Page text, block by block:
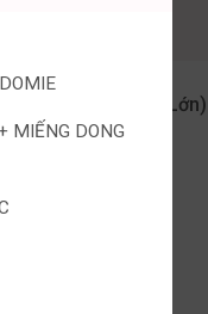
MIẾNG DONG
nắm truyền thống (Lớn)
mai (Lớn)